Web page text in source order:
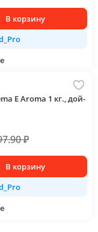
В корзину
E Aroma 1 кг., дой-
₽
В корзину